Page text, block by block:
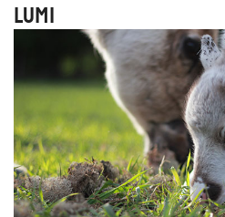
LUMI